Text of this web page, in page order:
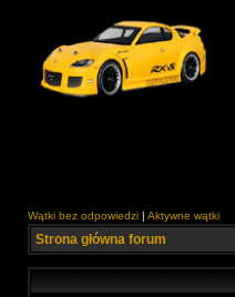
Wątki bez odpowiedzi | Aktywne wątki
Strona główna forum